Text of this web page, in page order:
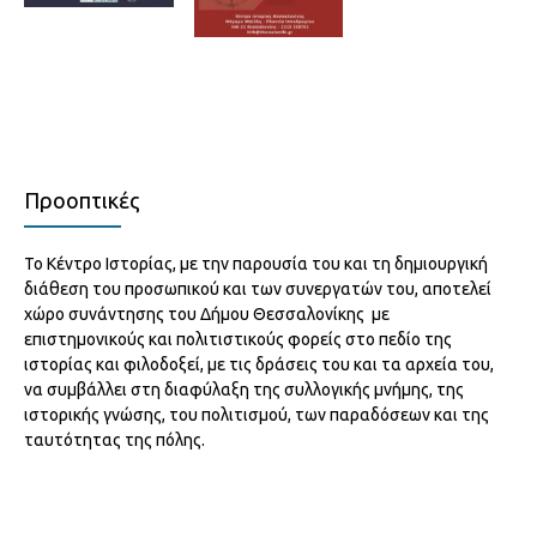
Θεσμοί και Τοπική Αυτοδιοίκηση στη Θεσσαλονίκη
σχολείων της Θεσσαλονίκης– Πρακτικά εκπαιδευτικού
συνεδρίου.
2009 – 333 σελ.Τιμή: 10€
Η Επανάσταση του 1821 μέσα από τον Βρετανικό Τύπο –
Κατάλογος έκθεσης η οποία αφορούσε την ιστορία της
βιομηχανίας μέσα από τη σκιαγράφηση της πολιτικής,
δημογραφικής, κοινωνικής και πολιτιστικής ζωής της πόλης. 61
σελ.Τιμή: 5€
Κούκης, Νίκος – Βυρσοδεψεία Θεσσαλονίκης– Κατάλογος
έκθεσης 2000 – 60 σελ. Τιμή: 5€
Πόντος, Μικρά Ασία, Θεσσαλονίκη– Λεύκωμα έκθεσης από
το φωτογραφικό αρχείο της Άννας Θεοφυλάκτου στο Κ.Ι.Θ.
Προοπτικές
Το Κέντρο Ιστορίας, με την παρουσία του και τη δημιουργική
διάθεση του προσωπικού και των συνεργατών του, αποτελεί
χώρο συνάντησης του Δήμου Θεσσαλονίκης με
επιστημονικούς και πολιτιστικούς φορείς στο πεδίο της
ιστορίας και φιλοδοξεί, με τις δράσεις του και τα αρχεία του,
να συμβάλλει στη διαφύλαξη της συλλογικής μνήμης, της
ιστορικής γνώσης, του πολιτισμού, των παραδόσεων και της
ταυτότητας της πόλης.